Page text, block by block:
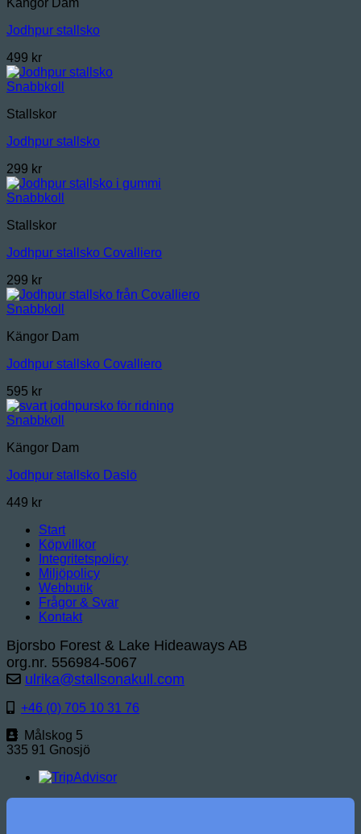
Kängor Dam
Jodhpur stallsko
499 kr
Snabbkoll
Stallskor
Jodhpur stallsko
299 kr
Snabbkoll
Stallskor
Jodhpur stallsko Covalliero
299 kr
Snabbkoll
Kängor Dam
Jodhpur stallsko Covalliero
595 kr
Snabbkoll
Kängor Dam
Jodhpur stallsko Daslö
449 kr
Start
Köpvillkor
Integritetspolicy
Miljöpolicy
Webbutik
Frågor & Svar
Kontakt
Bjorsbo Forest & Lake Hideaways AB
org.nr. 556984-5067
ulrika@stallsonakull.com
+46 (0) 705 10 31 76
Målskog 5
335 91 Gnosjö